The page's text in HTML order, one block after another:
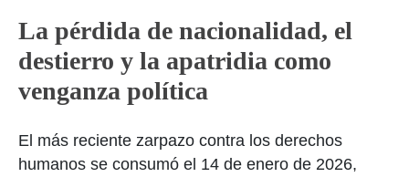
La pérdida de nacionalidad, el
destierro y la apatridia como
venganza política
El más reciente zarpazo contra los derechos
humanos se consumó el 14 de enero de 2026,